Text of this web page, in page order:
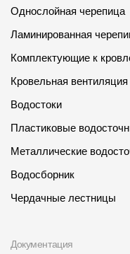
Однослойная черепица
Ламинированная
Комплектующие к
Кровельная вентиляция
Водостоки
Пластиковые
Металлические
Водосборник
Чердачные лестницы
Документация